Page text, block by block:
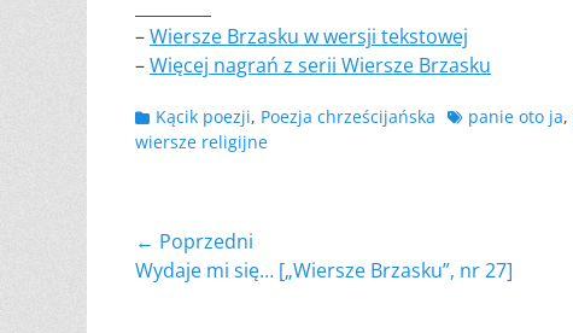
–Wiersze Brzasku w wersji tekstowej
–Więcej nagrań z serii Wiersze Brzasku
Kategorii
Kącik poezji, Poezja chrześcijańska Tagów
panie oto ja,
wiersze religijne
Nawigacja
wpisu
← Poprzedni
Poprzedni
Wydaje mi się… [„Wiersze Brzasku”, nr 27]